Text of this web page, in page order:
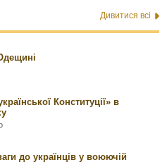
Дивитися всі
Конституції» в
до українців у воюючій